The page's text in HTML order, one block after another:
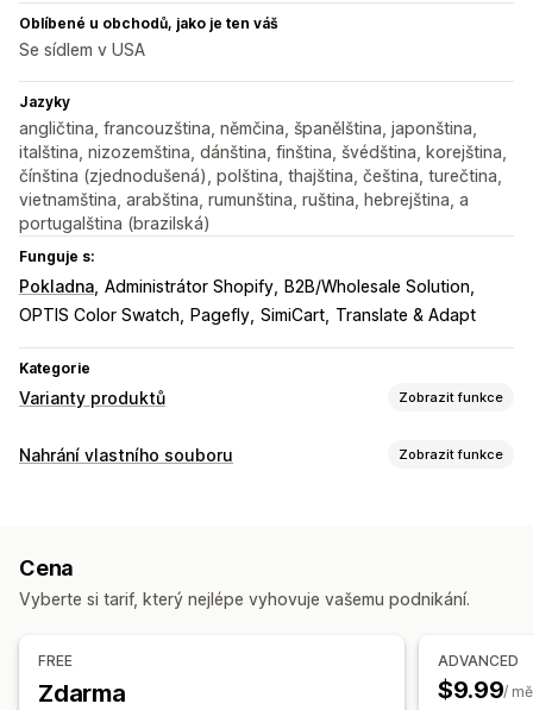
Oblíbené u obchodů, jako je ten váš
Se sídlem v USA
Jazyky
angličtina, francouzština, němčina, španělština, japonština,
italština, nizozemština, dánština, finština, švédština, korejština,
čínština (zjednodušená), polština, thajština, čeština, turečtina,
vietnamština, arabština, rumunština, ruština, hebrejština, a
portugalština (brazilská)
Funguje s:
Pokladna Administrátor Shopify
B2B/Wholesale Solution
OPTIS Color Swatch
Pagefly SimiCart Translate & Adapt
Kategorie
Varianty produktů Zobrazit funkce
Přizpůsobení
Dárkové balení
Tabulky velikostí
Náhled Překlad Import a export
Nacenění
Nahrání vlastního souboru Zobrazit funkce
Cena
Vyberte si tarif, který nejlépe vyhovuje vašemu podnikání.
FREE
Zdarma
ADVANCED
$9.99/